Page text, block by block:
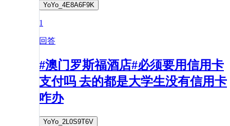
YoYo_4E8A6F9K
1
回答
#澳门罗斯福酒店#必须要用信用卡
支付吗 去的都是大学生没有信用卡
咋办
YoYo_2L0S9T6V